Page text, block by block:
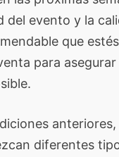
del evento y la
que
para
diferentes